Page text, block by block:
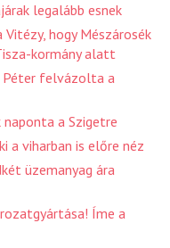
legalább esnek
hogy Mészárosék
kormány alatt
Péter felvázolta a
a Szigetre
a viharban is előre néz
üzemanyag ára
Íme a